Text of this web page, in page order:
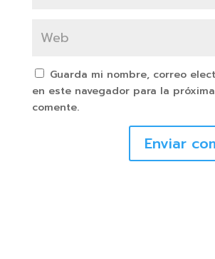
Guarda mi nombre, correo
en este navegador para la
comente.
Enviar